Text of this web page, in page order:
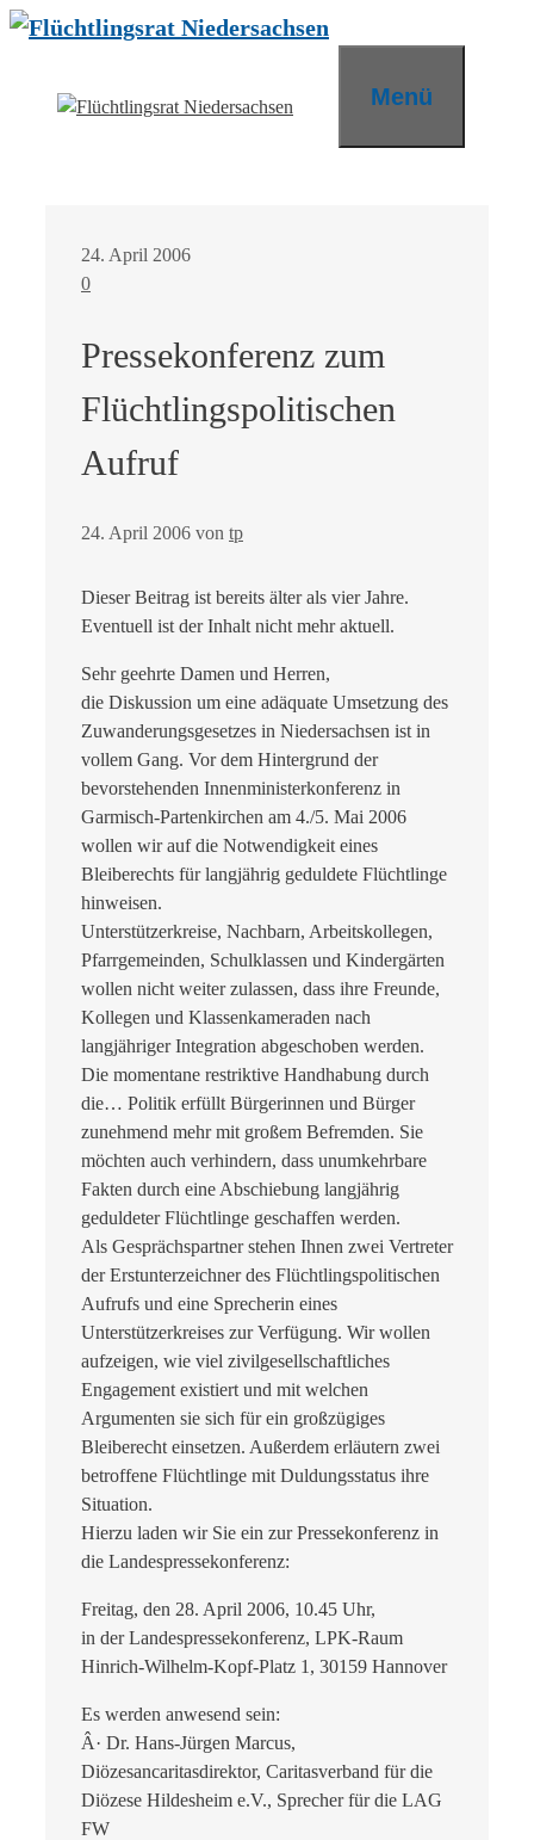
Zum
Menü
24. April 2006
0
Pressekonferenz zum
Flüchtlingspolitischen
Aufruf
24. April 2006 von tp
Dieser Beitrag ist bereits älter als vier Jahre.
Eventuell ist der Inhalt nicht mehr aktuell.
Sehr geehrte Damen und Herren,
die Diskussion um eine adäquate Umsetzung des
Zuwanderungsgesetzes in Niedersachsen ist in
vollem Gang. Vor dem Hintergrund der
bevorstehenden Innenministerkonferenz in
Garmisch-Partenkirchen am 4./5. Mai 2006
wollen wir auf die Notwendigkeit eines
Bleiberechts für langjährig geduldete Flüchtlinge
hinweisen.
Unterstützerkreise, Nachbarn, Arbeitskollegen,
Pfarrgemeinden, Schulklassen und Kindergärten
wollen nicht weiter zulassen, dass ihre Freunde,
Kollegen und Klassenkameraden nach
langjähriger Integration abgeschoben werden.
Die momentane restriktive Handhabung durch
die… Politik erfüllt Bürgerinnen und Bürger
zunehmend mehr mit großem Befremden. Sie
möchten auch verhindern, dass unumkehrbare
Fakten durch eine Abschiebung langjährig
geduldeter Flüchtlinge geschaffen werden.
Als Gesprächspartner stehen Ihnen zwei Vertreter
der Erstunterzeichner des Flüchtlingspolitischen
Aufrufs und eine Sprecherin eines
Unterstützerkreises zur Verfügung. Wir wollen
aufzeigen, wie viel zivilgesellschaftliches
Engagement existiert und mit welchen
Argumenten sie sich für ein großzügiges
Bleiberecht einsetzen. Außerdem erläutern zwei
betroffene Flüchtlinge mit Duldungsstatus ihre
Situation.
Hierzu laden wir Sie ein zur Pressekonferenz in
die Landespressekonferenz:
Freitag, den 28. April 2006, 10.45 Uhr,
in der Landespressekonferenz, LPK-Raum
Hinrich-Wilhelm-Kopf-Platz 1, 30159 Hannover
Es werden anwesend sein:
Â· Dr. Hans-Jürgen Marcus,
Diözesancaritasdirektor, Caritasverband für die
Diözese Hildesheim e.V., Sprecher für die LAG
FW